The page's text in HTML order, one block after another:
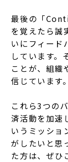
最後の「
を覚えたら誠
いにフィード
しています。
ことが、組織
信じています。
これら3つの
済活動を加速
いうミッショ
がしたいと思
た方は、ぜひ